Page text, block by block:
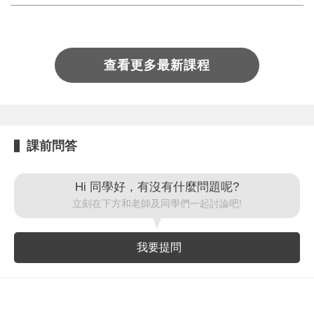
或 或
重設密碼
取消
查看更多最新課程
課前問答
Hi 同學好，有沒有什麼問題呢?
立刻在下方和老師及同學們一起討論吧!
我要提問